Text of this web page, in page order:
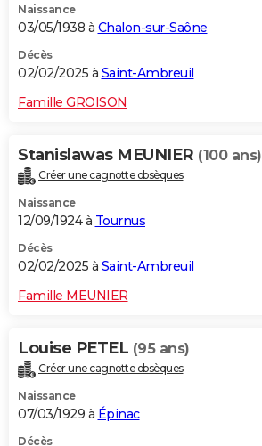
Naissance
03/05/1938 à Chalon-sur-Saône
Décès
02/02/2025 à Saint-Ambreuil
Famille GROISON
Stanislawas MEUNIER (100 ans)
Créer une cagnotte obsèques
Naissance
12/09/1924 à Tournus
Décès
02/02/2025 à Saint-Ambreuil
Famille MEUNIER
Louise PETEL (95 ans)
Créer une cagnotte obsèques
Naissance
07/03/1929 à Épinac
Décès